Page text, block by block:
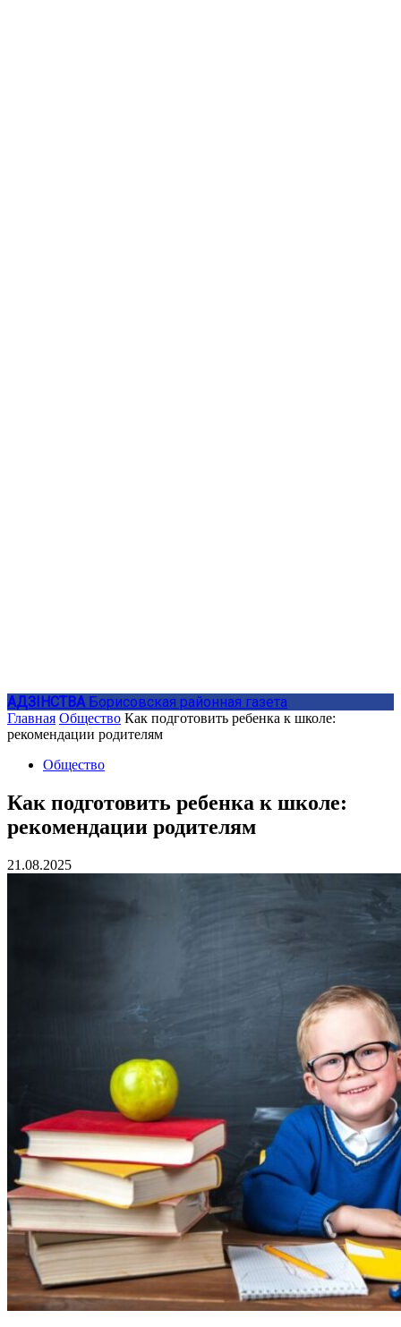
АДЗIНСТВА Борисовская районная газета
Главная Общество Как подготовить ребенка к школе:
рекомендации родителям
Общество
Как подготовить ребенка к школе:
рекомендации родителям
21.08.2025